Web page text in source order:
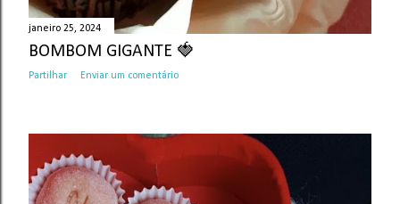
janeiro 25, 2024
BOMBOM GIGANTE 🍓
Partilhar Enviar um comentário